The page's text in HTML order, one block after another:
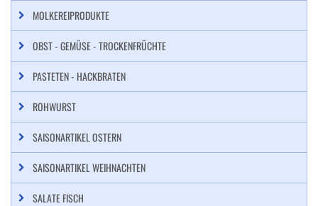
MOLKEREIPRODUKTE
OBST - GEMÜSE - TROCKENFRÜCHTE
PASTETEN - HACKBRATEN
ROHWURST
SAISONARTIKEL OSTERN
SAISONARTIKEL WEIHNACHTEN
SALATE FISCH